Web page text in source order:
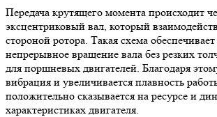
Передача крутящего момента происходит
эксцентриковый вал, который
стороной ротора. Такая схема
непрерывное вращение вала без резких
для поршневых двигателей. Благодаря
вибрация и увеличивается плавность
положительно сказывается на ресурсе и
характеристиках двигателя.